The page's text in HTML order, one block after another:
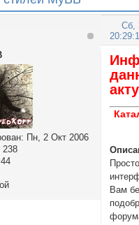
Сб,
: Пн, 2 Окт 2006
238
Вам